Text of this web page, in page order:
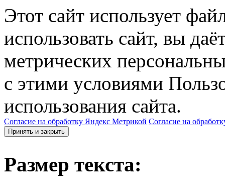
Этот сайт использует
использовать сайт, вы
метрических
с этими условиями
использования сайта.
Согласие на обработку Яндекс Метрикой Согласие на
Принять и закрыть
Размер текста: